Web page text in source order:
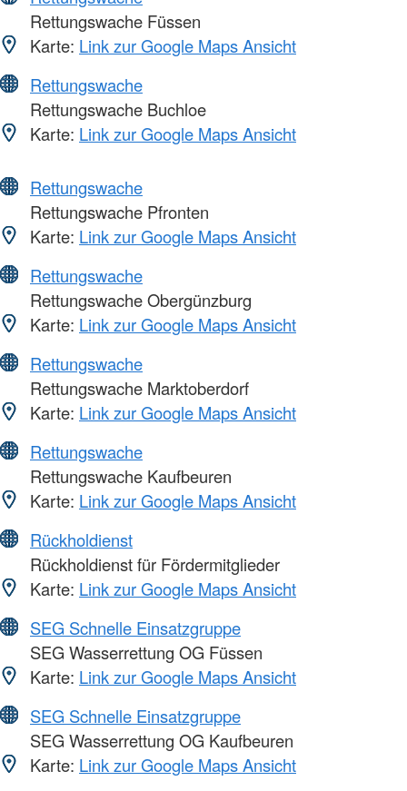
Rettungswache Füssen
Karte: Link zur Google Maps Ansicht
Rettungswache
Rettungswache Buchloe
Karte: Link zur Google Maps Ansicht
Rettungswache
Rettungswache Pfronten
Karte: Link zur Google Maps Ansicht
Rettungswache
Rettungswache Obergünzburg
Karte: Link zur Google Maps Ansicht
Rettungswache
Rettungswache Marktoberdorf
Karte: Link zur Google Maps Ansicht
Rettungswache
Rettungswache Kaufbeuren
Karte: Link zur Google Maps Ansicht
Rückholdienst
Rückholdienst für Fördermitglieder
Karte: Link zur Google Maps Ansicht
SEG Schnelle Einsatzgruppe
SEG Wasserrettung OG Füssen
Karte: Link zur Google Maps Ansicht
SEG Schnelle Einsatzgruppe
SEG Wasserrettung OG Kaufbeuren
Karte: Link zur Google Maps Ansicht